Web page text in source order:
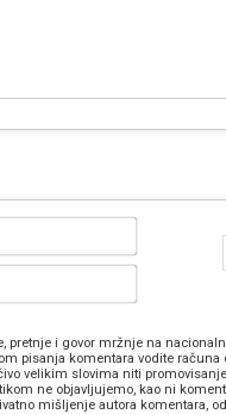
Ime*
E-
pretnje i govor mržnje na
pisanja komentara vodite
velikim slovima niti
ne objavljujemo, kao ni
mišljenje autora komentara,